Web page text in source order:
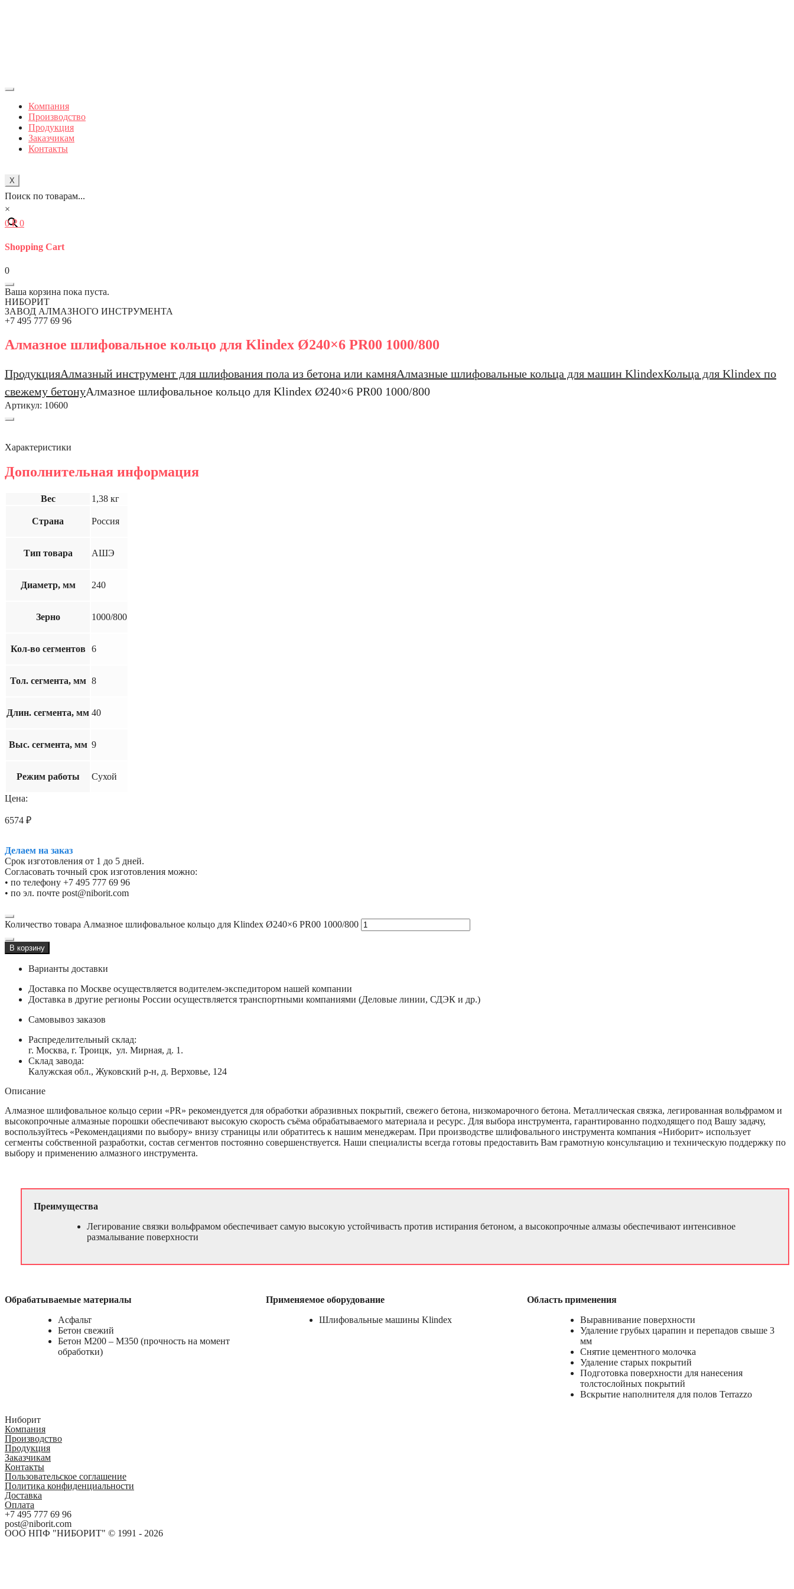
Компания
Производство
Продукция
Заказчикам
Контакты
X
Поиск по товарам...
×
0₽ 0
Shopping Cart
0
Ваша корзина пока пуста.
НИБОРИТ
ЗАВОД АЛМАЗНОГО ИНСТРУМЕНТА
+7 495 777 69 96
Алмазное шлифовальное кольцо для Klindex Ø240×6 PR00 1000/800
ПродукцияАлмазный инструмент для шлифования пола из бетона или камняАлмазные шлифовальные кольца для машин KlindexКольца для Klindex по
свежему бетонуАлмазное шлифовальное кольцо для Klindex Ø240×6 PR00 1000/800
Артикул: 10600
Характеристики
Дополнительная информация
Вес 1,38 кг
Страна Россия
Тип товара АШЭ
Диаметр, мм 240
Зерно 1000/800
Кол-во сегментов 6
Тол. сегмента, мм 8
Длин. сегмента, мм 40
Выс. сегмента, мм 9
Режим работы Сухой
Цена:
6574 ₽
Делаем на заказ
Срок изготовления от 1 до 5 дней.
Согласовать точный срок изготовления можно:
• по телефону +7 495 777 69 96
• по эл. почте post@niborit.com
Количество товара Алмазное шлифовальное кольцо для Klindex Ø240×6 PR00 1000/800
В корзину
Варианты доставки
Доставка по Москве осуществляется водителем-экспедитором нашей компании
Доставка в другие регионы России осуществляется транспортными компаниями (Деловые линии, СДЭК и др.)
Самовывоз заказов
Распределительный склад:
г. Москва, г. Троицк, ул. Мирная, д. 1.
Склад завода:
Калужская обл., Жуковский р-н, д. Верховье, 124
Описание
Алмазное шлифовальное кольцо серии «PR» рекомендуется для обработки абразивных покрытий, свежего бетона, низкомарочного бетона. Металлическая связка, легированная вольфрамом и
высокопрочные алмазные порошки обеспечивают высокую скорость съёма обрабатываемого материала и ресурс. Для выбора инструмента, гарантированно подходящего под Вашу задачу,
воспользуйтесь «Рекомендациями по выбору» внизу страницы или обратитесь к нашим менеджерам. При производстве шлифовального инструмента компания «Ниборит» использует
сегменты собственной разработки, состав сегментов постоянно совершенствуется. Наши специалисты всегда готовы предоставить Вам грамотную консультацию и техническую поддержку по
выбору и применению алмазного инструмента.
Преимущества
Легирование связки вольфрамом обеспечивает самую высокую устойчивасть против истирания бетоном, а высокопрочные алмазы обеспечивают интенсивное
размалывание поверхности
Обрабатываемые материалы
Асфальт
Бетон свежий
Бетон М200 – М350 (прочность на момент
обработки)
Применяемое оборудование
Шлифовальные машины Klindex
Область применения
Выравнивание поверхности
Удаление грубых царапин и перепадов свыше 3
мм
Снятие цементного молочка
Удаление старых покрытий
Подготовка поверхности для нанесения
толстослойных покрытий
Вскрытие наполнителя для полов Terrazzo
Ниборит
Компания
Производство
Продукция
Заказчикам
Контакты
Пользовательское соглашение
Политика конфиденциальности
Доставка
Оплата
+7 495 777 69 96
post@niborit.com
ООО НПФ "НИБОРИТ" © 1991 - 2026